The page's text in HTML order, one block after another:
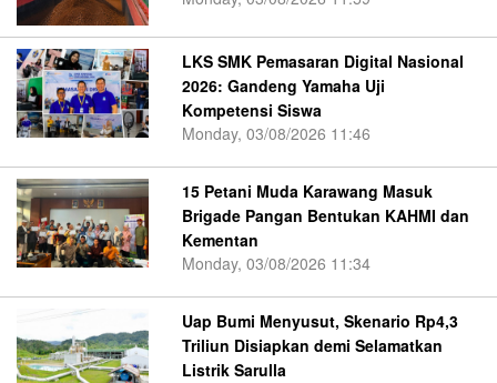
LKS SMK Pemasaran Digital Nasional
2026: Gandeng Yamaha Uji
Kompetensi Siswa
Monday, 03/08/2026 11:46
15 Petani Muda Karawang Masuk
Brigade Pangan Bentukan KAHMI dan
Kementan
Monday, 03/08/2026 11:34
Uap Bumi Menyusut, Skenario Rp4,3
Triliun Disiapkan demi Selamatkan
Listrik Sarulla